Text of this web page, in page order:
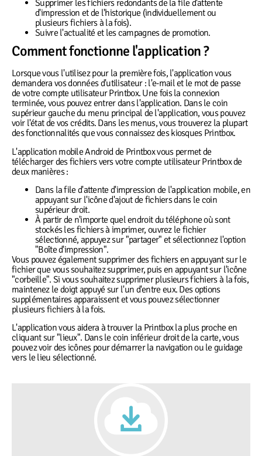
Supprimer les fichiers redondants de la file d'attente
d'impression et de l'historique (individuellement ou
plusieurs fichiers à la fois).
Suivre l'actualité et les campagnes de promotion.
Comment fonctionne l'application ?
Lorsque vous l'utilisez pour la première fois, l'application vous
demandera vos données d'utilisateur : l'e-mail et le mot de passe
de votre compte utilisateur Printbox. Une fois la connexion
terminée, vous pouvez entrer dans l'application. Dans le coin
supérieur gauche du menu principal de l'application, vous pouvez
voir l'état de vos crédits. Dans les menus, vous trouverez la plupart
des fonctionnalités que vous connaissez des kiosques Printbox.
L'application mobile Android de Printbox vous permet de
télécharger des fichiers vers votre compte utilisateur Printbox de
deux manières :
Dans la file d'attente d'impression de l'application mobile, en
appuyant sur l'icône d'ajout de fichiers dans le coin
supérieur droit.
À partir de n'importe quel endroit du téléphone où sont
stockés les fichiers à imprimer, ouvrez le fichier
sélectionné, appuyez sur "partager" et sélectionnez l'option
"Boîte d'impression".
Vous pouvez également supprimer des fichiers en appuyant sur le
fichier que vous souhaitez supprimer, puis en appuyant sur l'icône
"corbeille". Si vous souhaitez supprimer plusieurs fichiers à la fois,
maintenez le doigt appuyé sur l'un d'entre eux. Des options
supplémentaires apparaissent et vous pouvez sélectionner
plusieurs fichiers à la fois.
L'application vous aidera à trouver la Printbox la plus proche en
cliquant sur "lieux". Dans le coin inférieur droit de la carte, vous
pouvez voir des icônes pour démarrer la navigation ou le guidage
vers le lieu sélectionné.